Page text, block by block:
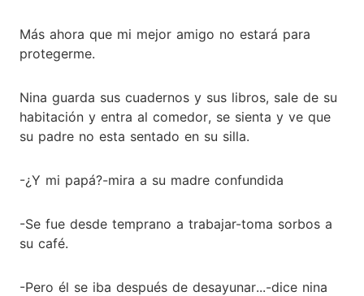
Más ahora que mi mejor amigo no estará para
protegerme.
Nina guarda sus cuadernos y sus libros, sale de su
habitación y entra al comedor, se sienta y ve que
su padre no esta sentado en su silla.
-¿Y mi papá?-mira a su madre confundida
-Se fue desde temprano a trabajar-toma sorbos a
su café.
-Pero él se iba después de desayunar...-dice nina